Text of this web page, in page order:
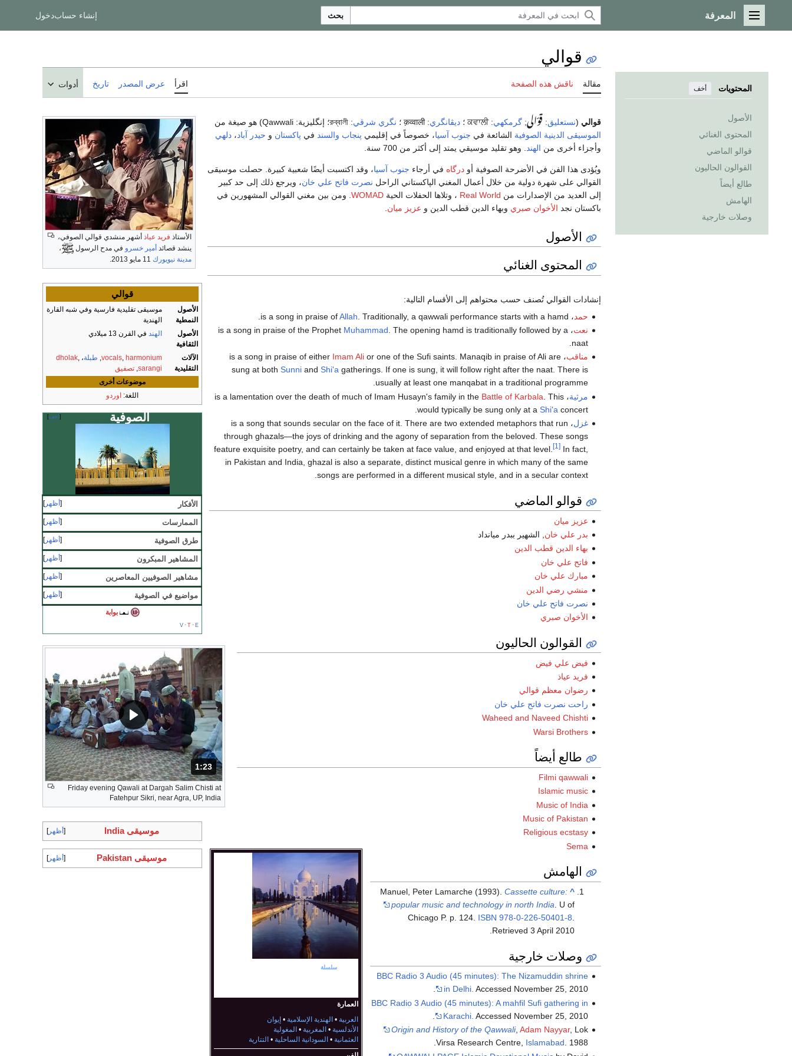
القائمة الرئيسية
المعرفة بحث إنشاء حسابدخول
المحتويات أخف
الأصول
المحتوى الغنائي
قوالو الماضي
القوالون الحاليون
طالع أيضاً
الهامش
وصلات خارجية
قوالي
مقالة ناقش هذه الصفحة اقرأ عرض المصدر تاريخ أدوات
الأستاذ فريد عياذ أشهر منشدي قوالي الصوفي،
ينشد قصائد أمير خسرو في مدح الرسول
،
مدينة نيويورك
قوالي
الأصول
النمطية
موسيقى تقليدية فارسية وفي شبه القارة
الهندية
الأصول
الثقافية
الهند في القرن 13 ميلادي
الآلات
التقليدية
vocals, harmonium
, طبلة، dholak,
sarangi
, تصفيق
موضوعات أخرى
اللغة: اوردو
أخف الصوفية
أظهر الأفكار
أظهر الممارسات
أظهر طرق الصوفية
أظهر المشاهير المبكرون
أظهر مشاهير الصوفيين المعاصرين
أظهر مواضيع في الصوفية
بوابة
v t e
قوالي (نستعليق: قوّالی; گرمكهي: ਕਵਾਲੀ ؛ ديڤانگري: क़व्वाली ؛ نگري شرقي: ক়ব্বালী؛ إنگليزية: Qawwali) هو صيغة من
الموسيقى الدينية الصوفية الشائعة في جنوب آسيا، خصوصاً في إقليمي پنجاب والسند في پاكستان و حيدر آباد، دلهي
وأجزاء أخرى من الهند . وهو تقليد موسيقي يمتد إلى أكثر من 700 سنة.
ويُؤدى هذا الفن في الأضرحة الصوفية أو درگاه في أرجاء جنوب آسيا، وقد اكتسبت أيضًا شعبية كبيرة. حصلت موسيقى
القوالي على شهرة دولية من خلال أعمال المغني الپاكستاني الراحل نصرت فاتح علي خان، ويرجع ذلك إلى حد كبير
إلى العديد من الإصدارات من Real World ، وتلاها الحفلات الحية WOMAD . ومن بين مغني القوالي المشهورين في
باكستان نجد الأخوان صبري وبهاء الدين قطب الدين و عزيز ميان
الأصول
المدة: دقائق و 23 ثواني.
1:23
Friday evening Qawali at Dargah Salim Chisti at
Fatehpur Sikri, near Agra, UP, India
المحتوى الغنائي
أظهر موسيقى India
أظهر موسيقى Pakistan
سلسلةعن
العمارة
العربية • الهندية الإسلامية • إيوان
الأندلسية • المغربية • المغولية
العثمانية • السودانية الساحلية • التتارية
إنشادات القوالي تُصنف حسب محتواهم إلى الأقسام التالية:
حمد، is a song in praise of Allah . Traditionally, a qawwali performance starts with a hamd.
نعت، is a song in praise of the Prophet Muhammad . The opening hamd is traditionally followed by a
naat.
مناقب، is a song in praise of either Imam Alior one of the Sufi saints. Manaqib in praise of Ali are
sung at both Sunniand Shi'agatherings. If one is sung, it will follow right after the naat. There is
usually at least one manqabat in a traditional programme.
مرثية، is a lamentation over the death of much of Imam Husayn's family in the Battle of Karbala . This
would typically be sung only at a Shi'a concert.
غزل
، is a song that sounds secular on the face of it. There are two extended metaphors that run
through ghazals—the joys of drinking and the agony of separation from the beloved. These songs
feature exquisite poetry, and can certainly be taken at face value, and enjoyed at that level.
[1]In fact,
in Pakistan and India, ghazal is also a separate, distinct musical genre in which many of the same
songs are performed in a different musical style, and in a secular context.
قوالو الماضي
عزيز ميان
بدر علي خان , الشهير ببدر ميانداد
بهاء الدين قطب الدين
فاتح علي خان
مبارك علي خان
منشي رضي الدين
نصرت فاتح علي خان
الأخوان صبري
القوالون الحاليون
فيض علي فيض
فريد عياذ
رضوان معظم قوالي
راحت نصرت فاتح علي خان
Waheed and Naveed Chishti
Warsi Brothers
طالع أيضاً
Filmi qawwali
Islamic music
Music of India
Music of Pakistan
Religious ecstasy
Sema
الهامش
^
Manuel, Peter Lamarche (1993).Cassette culture:
popular music and technology in north India . U of
Chicago P. p. 124. ISBN 978-0-226-50401-8
Retrieved3 April 2010
وصلات خارجية
BBC Radio 3 Audio (45 minutes): The Nizamuddin shrine
in Delhi. Accessed November 25, 2010.
BBC Radio 3 Audio (45 minutes): A mahfil Sufi gathering in
Karachi. Accessed November 25, 2010.
Origin and History of the Qawwali, Adam Nayyar, Lok
Virsa Research Centre, Islamabad. 1988.